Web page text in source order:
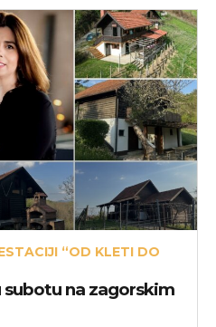
“OD KLETI DO
na zagorskim